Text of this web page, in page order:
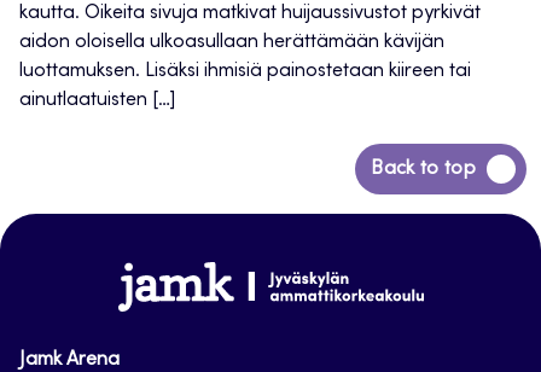
kautta. Oikeita sivuja matkivat huijaussivustot pyrkivät
aidon oloisella ulkoasullaan herättämään kävijän
luottamuksen. Lisäksi ihmisiä painostetaan kiireen tai
ainutlaatuisten […]
Back to top
Siirry
takaisin
www.jamk.fi
Jamk Arena